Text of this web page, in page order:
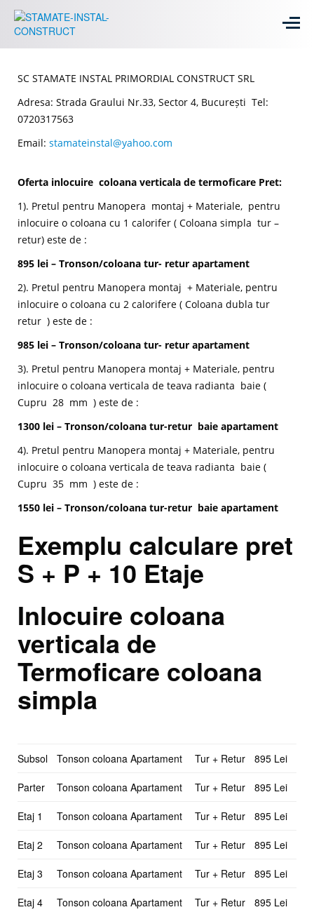
SC STAMATE INSTAL PRIMORDIAL CONSTRUCT SRL
Adresa: Strada Graului Nr.33, Sector 4, București Tel:
0720317563
Email: stamateinstal@yahoo.com
Oferta inlocuire coloana verticala de termoficare Pret:
1). Pretul pentru Manopera montaj + Materiale, pentru
inlocuire o coloana cu 1 calorifer ( Coloana simpla tur –
retur) este de :
895 lei – Tronson/coloana tur- retur apartament
2). Pretul pentru Manopera montaj + Materiale, pentru
inlocuire o coloana cu 2 calorifere ( Coloana dubla tur
retur ) este de :
985 lei – Tronson/coloana tur- retur apartament
3). Pretul pentru Manopera montaj + Materiale, pentru
inlocuire o coloana verticala de teava radianta baie (
Cupru 28 mm ) este de :
1300 lei – Tronson/coloana tur-retur baie apartament
4). Pretul pentru Manopera montaj + Materiale, pentru
inlocuire o coloana verticala de teava radianta baie (
Cupru 35 mm ) este de :
1550 lei – Tronson/coloana tur-retur baie apartament
Exemplu calculare pret
S + P + 10 Etaje
Inlocuire coloana
verticala de
Termoficare coloana
simpla
Subsol Tonson coloana Apartament Tur + Retur 895 Lei
Parter Tonson coloana Apartament Tur + Retur 895 Lei
Etaj 1 Tonson coloana Apartament Tur + Retur 895 Lei
Etaj 2 Tonson coloana Apartament Tur + Retur 895 Lei
Etaj 3 Tonson coloana Apartament Tur + Retur 895 Lei
Etaj 4 Tonson coloana Apartament Tur + Retur 895 Lei